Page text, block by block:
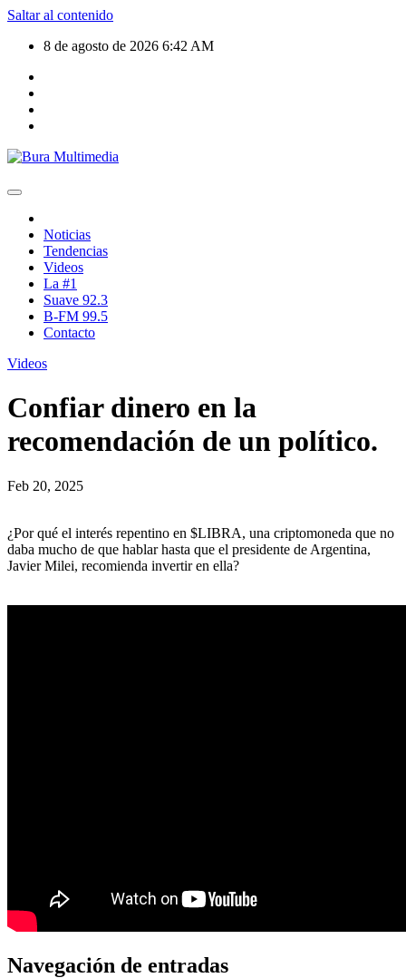
Saltar al contenido
8 de agosto de 2026 6:42 AM
Noticias
Tendencias
Videos
La #1
Suave 92.3
B-FM 99.5
Contacto
Videos
Confiar dinero en la
recomendación de un político.
Feb 20, 2025
¿Por qué el interés repentino en $LIBRA, una criptomoneda que no
daba mucho de que hablar hasta que el presidente de Argentina,
Javier Milei, recomienda invertir en ella?
Navegación de entradas